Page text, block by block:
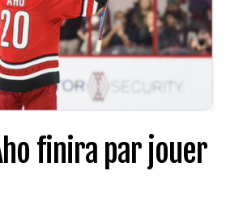
finira par jouer